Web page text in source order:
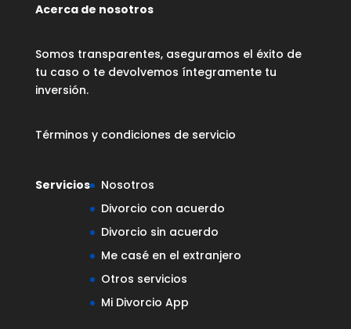
Acerca de nosotros
Somos transparentes, aseguramos el éxito de
tu caso o te devolvemos íntegramente tu
inversión.
Términos y condiciones de servicio
Servicios
Nosotros
Divorcio con acuerdo
Divorcio sin acuerdo
Me casé en el extranjero
Otros servicios
Mi Divorcio App